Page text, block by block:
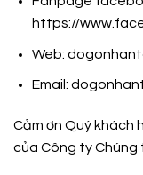
https://
Web:
Email:
Cảm ơn Quý khách
của Công ty Chúng